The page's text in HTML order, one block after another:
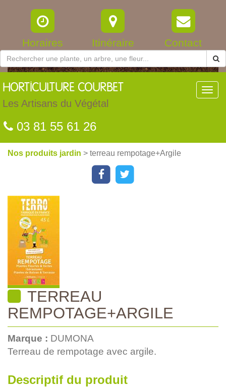
Horaires Itinéraire Contact
HORTICULTURE COURBET
Les Artisans du Végétal
03 81 55 61 26
Nos produits jardin > terreau rempotage+Argile
TERREAU
REMPOTAGE+ARGILE
Marque : DUMONA
Terreau de rempotage avec argile.
Descriptif du produit